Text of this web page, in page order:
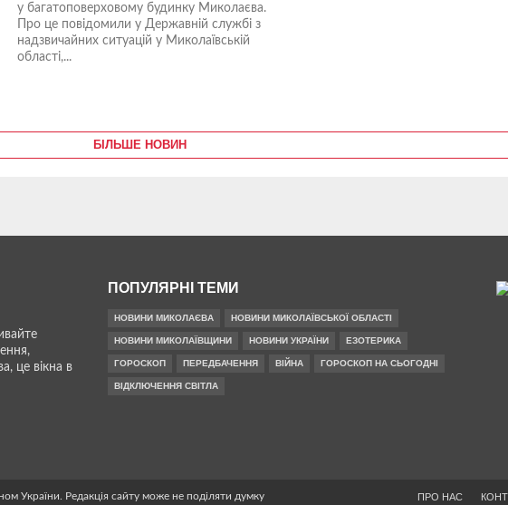
у багатоповерховому будинку Миколаєва.
Про це повідомили у Державній службі з
надзвичайних ситуацій у Миколаївській
області,...
БІЛЬШЕ НОВИН
це вікна в
ПОПУЛЯРНІ ТЕМИ
НОВИНИ МИКОЛАЄВА НОВИНИ МИКОЛАЇВСЬКОЇ ОБЛАСТІ
НОВИНИ МИКОЛАЇВЩИНИ НОВИНИ УКРАЇНИ ЕЗОТЕРИКА
ГОРОСКОП ПЕРЕДБАЧЕННЯ ВІЙНА ГОРОСКОП НА СЬОГОДНІ
ВІДКЛЮЧЕННЯ СВІТЛА
ПРО НАС
України. Редакція сайту може не поділяти думку